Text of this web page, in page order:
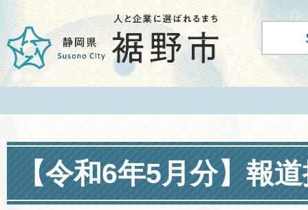
【令和6年5月分】報